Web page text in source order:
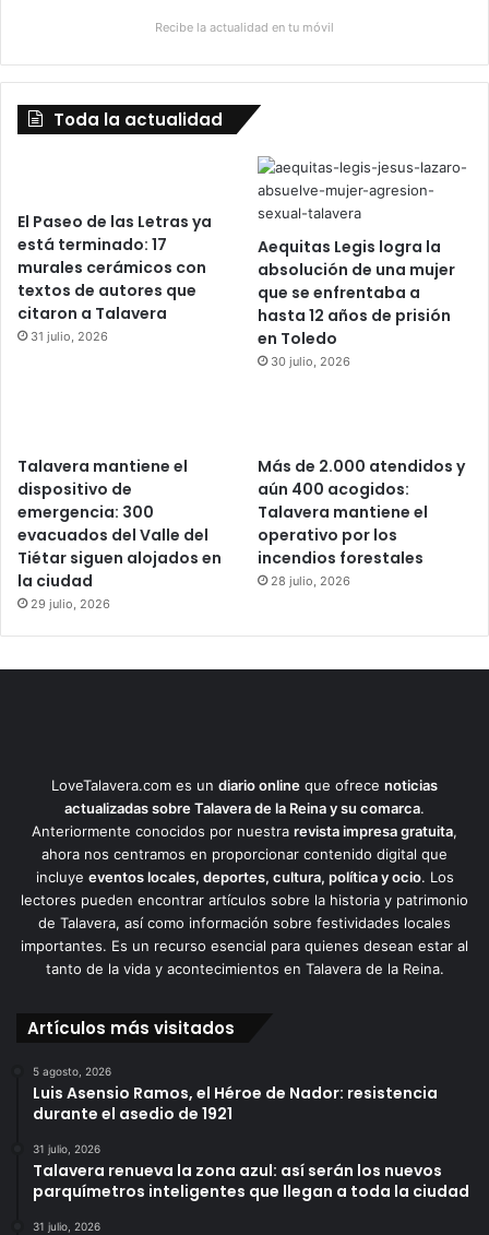
Recibe la actualidad en tu móvil
Toda la actualidad
El Paseo de las Letras ya
está terminado: 17
murales cerámicos con
textos de autores que
citaron a Talavera
31 julio, 2026
Aequitas Legis logra la
absolución de una mujer
que se enfrentaba a
hasta 12 años de prisión
en Toledo
30 julio, 2026
Talavera mantiene el
dispositivo de
emergencia: 300
evacuados del Valle del
Tiétar siguen alojados en
la ciudad
29 julio, 2026
Más de 2.000 atendidos y
aún 400 acogidos:
Talavera mantiene el
operativo por los
incendios forestales
28 julio, 2026
LoveTalavera.com es un diario online que ofrece noticias
actualizadas sobre Talavera de la Reina y su comarca.
Anteriormente conocidos por nuestra revista impresa gratuita,
ahora nos centramos en proporcionar contenido digital que
incluye eventos locales, deportes, cultura, política y ocio. Los
lectores pueden encontrar artículos sobre la historia y patrimonio
de Talavera, así como información sobre festividades locales
importantes. Es un recurso esencial para quienes desean estar al
tanto de la vida y acontecimientos en Talavera de la Reina.
Artículos más visitados
5 agosto, 2026
Luis Asensio Ramos, el Héroe de Nador: resistencia
durante el asedio de 1921
31 julio, 2026
Talavera renueva la zona azul: así serán los nuevos
parquímetros inteligentes que llegan a toda la ciudad
31 julio, 2026